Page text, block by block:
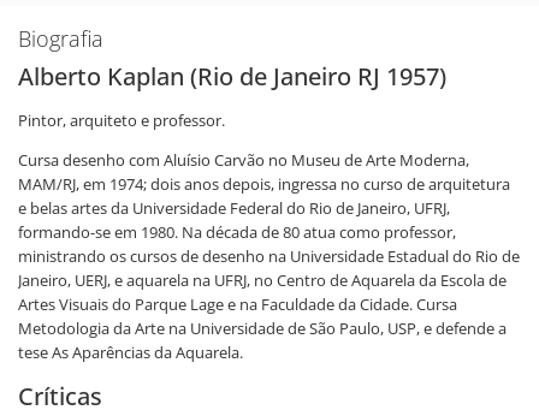
Biografia
Alberto Kaplan (Rio de Janeiro RJ 1957)
Pintor, arquiteto e professor.
Cursa desenho com Aluísio Carvão no Museu de Arte Moderna,
MAM/RJ, em 1974; dois anos depois, ingressa no curso de arquitetura
e belas artes da Universidade Federal do Rio de Janeiro, UFRJ,
formando-se em 1980. Na década de 80 atua como professor,
ministrando os cursos de desenho na Universidade Estadual do Rio de
Janeiro, UERJ, e aquarela na UFRJ, no Centro de Aquarela da Escola de
Artes Visuais do Parque Lage e na Faculdade da Cidade. Cursa
Metodologia da Arte na Universidade de São Paulo, USP, e defende a
tese As Aparências da Aquarela.
Críticas